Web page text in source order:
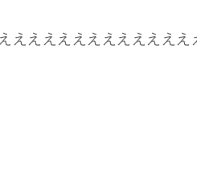
ええええええええええええ